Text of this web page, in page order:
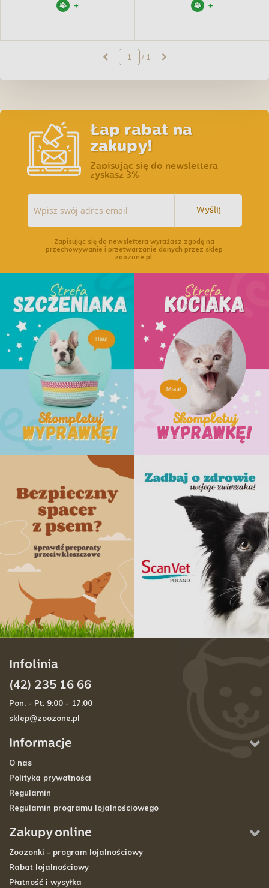
+ +
/ 1
Łap rabat na
zakupy!
Zapisując się do newslettera
zyskasz 3%
Wyślij
Zapisując się do newslettera wyrażasz zgodę na
przechowywanie i przetwarzanie danych przez sklep
zoozone.pl.
Informacje
O nas
Polityka prywatności
Regulamin
Regulamin programu lojalnościowego
Zakupy online
Zoozonki - program lojalnościowy
Rabat lojalnościowy
Płatność i wysyłka
Infolinia
(42) 235 16 66
Pon. - Pt. 9:00 - 17:00
sklep@zoozone.pl